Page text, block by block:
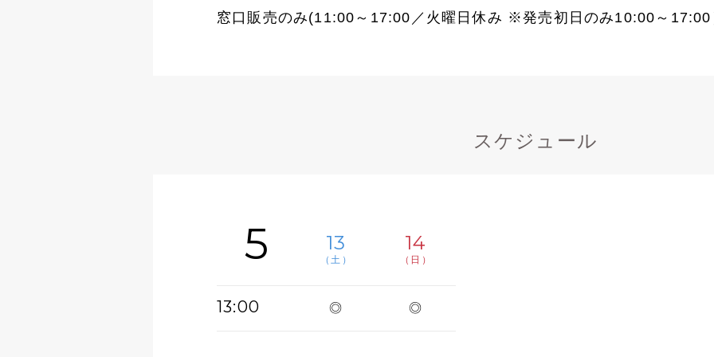
窓口販売のみ(11:00～17:00／火曜日休み ※発売初日のみ10:00～17:00
スケジュール
5 13
（土）
14
（日）
13:00 ◎ ◎